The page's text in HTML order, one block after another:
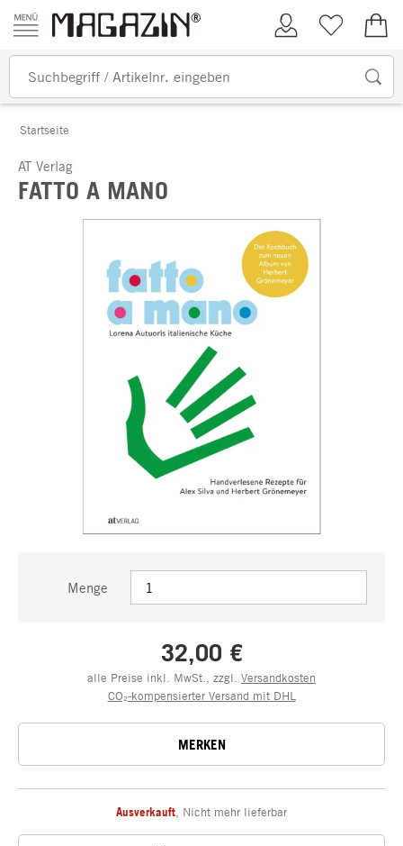
Zum Inhalt springen
Kundenkonto
Merkliste
Startseite
AT Verlag
FATTO A MANO
Menge
32,00 €
alle Preise inkl. MwSt., zzgl. Versandkosten
CO₂-kompensierter Versand mit DHL
MERKEN
Ausverkauft Nicht mehr lieferbar